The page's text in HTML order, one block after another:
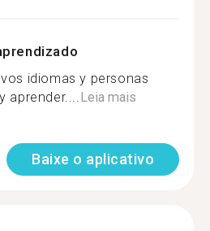
idiomas y personas
aprender....Leia mais
Baixe o aplicativo